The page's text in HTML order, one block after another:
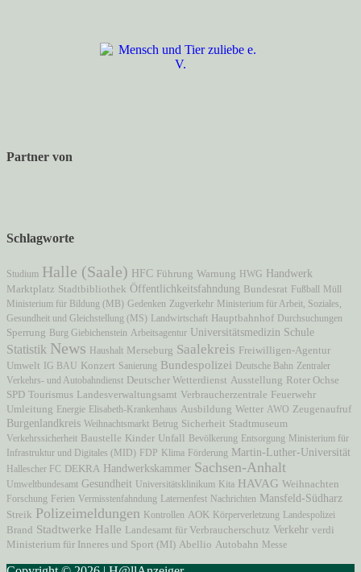
Partner von
Schlagworte
Studium Halle (Saale) HFC Führung Warnung HWG Handwerk
Marktplatz Stadtbibliothek Öffentlichkeitsfahndung Bundesrat Fußball Müll
Ministerium für Bildung (MB) Gedenken Zugverkehr Ministerium für Arbeit, Soziales,
Gesundheit und Gleichstellung (MS) Landwirtschaft Hauptbahnhof Durchsuchungen
Sperrung Burg Giebichenstein Arbeitsagentur Universitätsmedizin Schule
Statistik News Haushalt Merseburg Saalekreis Freiwilligen-Agentur
Umwelt IG BAU Konzert Sanierung Bundespolizei Deutsche Bahn Zentraler
Verkehrs- und Autobahndienst Deutscher Wetterdienst Ausstellung Roter Ochse
SPD Tourismus Landesverwaltungsamt Verbraucherzentrale Feuerwehr
Umleitung Energie Elisabeth-Krankenhaus Ausbildung Wetter AWO Zeugenaufruf
Burgenlandkreis Weihnachtsmarkt Betrug Sicherheit Stadtmuseum
Verkehrssicherheit Baustelle Kinder Unfall Bevölkerung Entsorgung Ministerium für
Infrastruktur und Digitales (MID) FDP Klima Förderung Martin-Luther-Universität
Hallescher FC DEKRA Handwerkskammer Sachsen-Anhalt
Umweltbundesamt Gesundheit Universitätsklinikum Kita HAVAG Weihnachten
Forschung Ferien Vermisstenfahndung Laternenfest Nachrichten Mansfeld-Südharz
Streik Polizeimeldungen Kontrollen AOK Körperverletzung Landespolizei
Brand Stadtwerke Halle Landesamt für Verbraucherschutz Verkehr verdi
Ministerium für Inneres und Sport (MI) Abellio Autobahn Messe